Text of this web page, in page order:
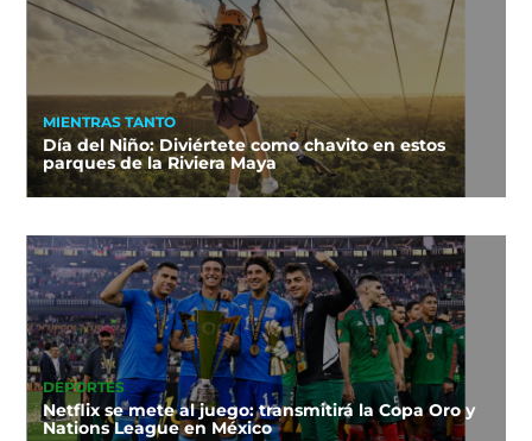
MIENTRAS TANTO
Día del Niño: Diviértete como chavito en estos
parques de la Riviera Maya
DEPORTES
Netflix se mete al juego: transmitirá la Copa Oro y
Nations League en México